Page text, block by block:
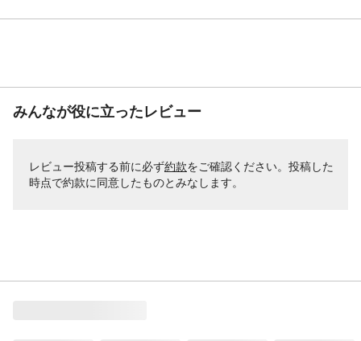
みんなが役に立ったレビュー
レビュー投稿する前に必ず約款をご確認ください。投稿した
時点で約款に同意したものとみなします。